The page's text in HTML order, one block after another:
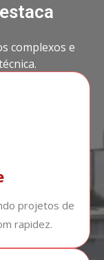
complexos e
projetos de
rapidez.